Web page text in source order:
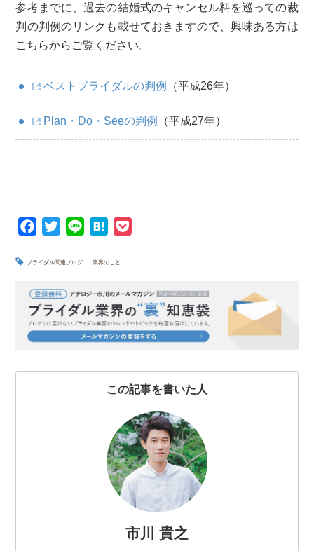
参考までに、過去の結婚式のキャンセル料を巡っての裁
判の判例のリンクも載せておきますので、興味ある方は
こちらからご覧ください。
ベストブライダルの判例 （平成26年）
Plan・Do・Seeの判例 （平成27年）
c
b
o
o
i
t
e
r
H
t
n
a
e
t
ブライダル関連ブログ 業界のこと
この記事を書いた人
市川 貴之